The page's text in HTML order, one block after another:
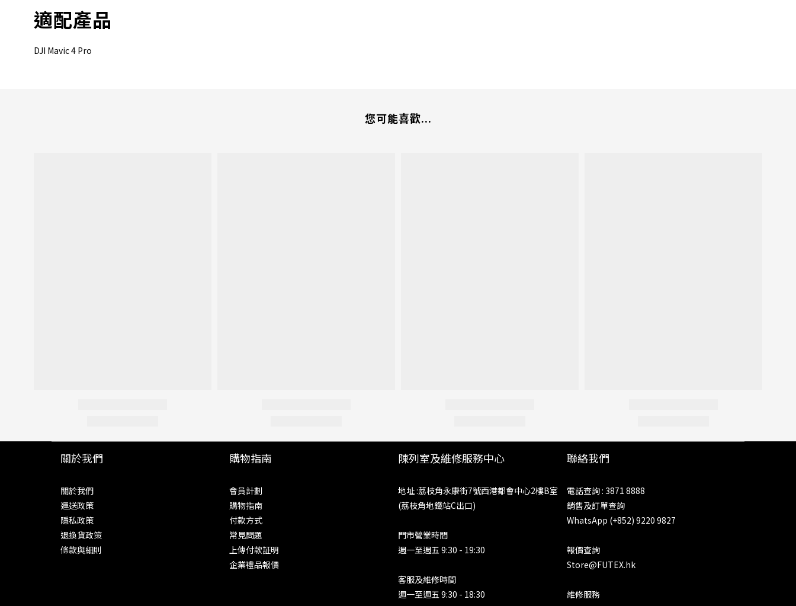
適配產品
DJI Mavic 4 Pro
您可能喜歡...
關於我們
關於我們
運送政策
隱私政策
退換貨政策
條款與細則
購物指南
會員計劃
購物指南
付款方式
常見問題
上傳付款証明
企業禮品報價
陳列室及維修服務中心
地址 :荔枝角永康街7號西港都會中心2樓B室
(荔枝角地鐵站C出口)
門市營業時間
週一至週五 9:30 - 19:30
客服及維修時間
週一至週五 9:30 - 18:30
聯絡我們
電話查詢 : 3871 8888
銷售及訂單查詢
WhatsApp (+852) 9220 9827
報價查詢
Store@FUTEX.hk
維修服務